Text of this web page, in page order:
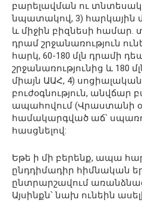
բարելավման ու
նպատակով, 3) հարկային
և միջին բիզնեսի համար.
դրամ շրջանառություն
հարկ, 60-180 մլն դրամի
շրջանառությունից և 180
միայն ԱԱՀ, 4)
բուժօգնություն, անվճար
ապահովում (Վրաստանի
համակարգված աճ՝
հասցնելով:
Եթե ի մի բերենք, ապա
ընդդիմադիր հիմնական
ընտրարշավում
Այսինքն՝ նախ ունեին